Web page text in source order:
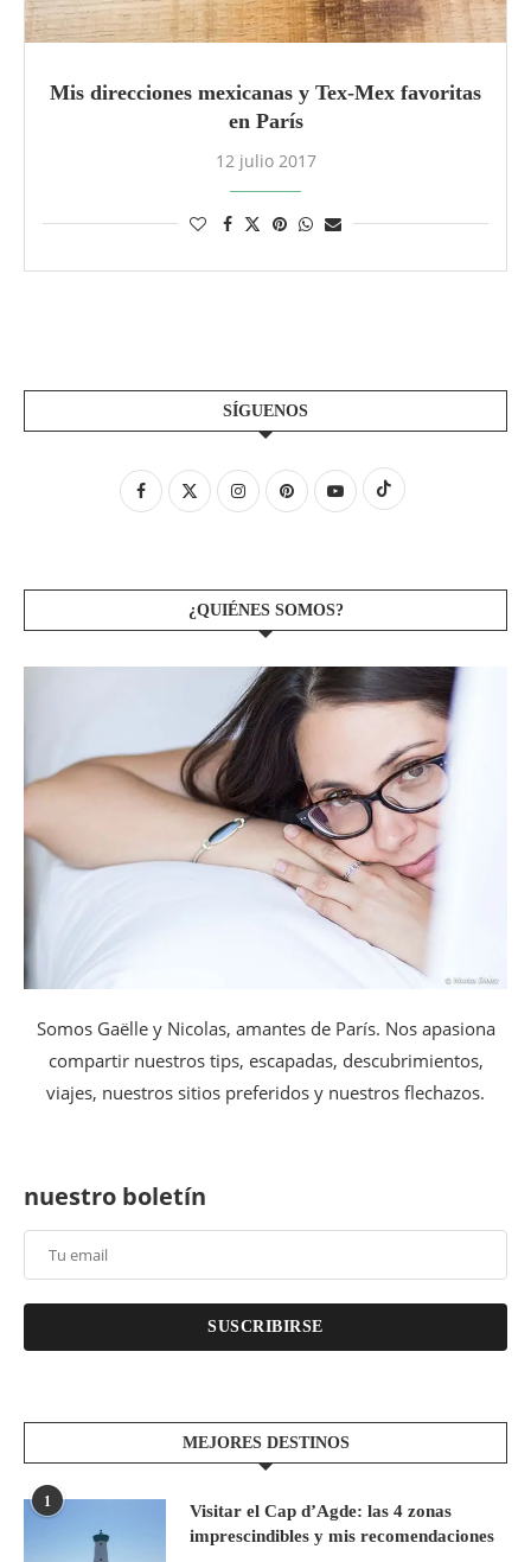
Mis direcciones mexicanas y Tex-Mex favoritas
en París
12 julio 2017
SÍGUENOS
¿QUIÉNES SOMOS?
Somos Gaëlle y Nicolas, amantes de París. Nos apasiona
compartir nuestros tips, escapadas, descubrimientos,
viajes, nuestros sitios preferidos y nuestros flechazos.
nuestro boletín
SUSCRIBIRSE
MEJORES DESTINOS
1
Visitar el Cap d’Agde: las 4 zonas
imprescindibles y mis recomendaciones